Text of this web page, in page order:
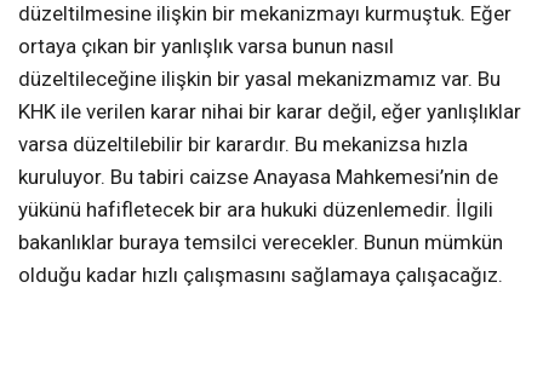
düzeltilmesine ilişkin bir mekanizmayı kurmuştuk. Eğer
ortaya çıkan bir yanlışlık varsa bunun nasıl
düzeltileceğine ilişkin bir yasal mekanizmamız var. Bu
KHK ile verilen karar nihai bir karar değil, eğer yanlışlıklar
varsa düzeltilebilir bir karardır. Bu mekanizsa hızla
kuruluyor. Bu tabiri caizse Anayasa Mahkemesi’nin de
yükünü hafifletecek bir ara hukuki düzenlemedir. İlgili
bakanlıklar buraya temsilci verecekler. Bunun mümkün
olduğu kadar hızlı çalışmasını sağlamaya çalışacağız.